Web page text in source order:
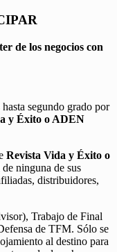
de los negocios con
segundo grado por
y Éxito o ADEN
Revista Vida y Éxito o
ninguna de sus
distribuidores,
Trabajo de Final
de TFM. Sólo se
al destino para